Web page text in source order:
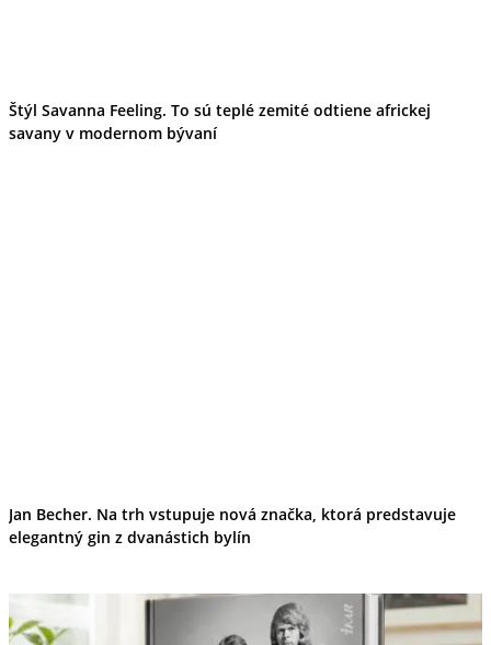
Štýl Savanna Feeling. To sú teplé zemité odtiene africkej
savany v modernom bývaní
Jan Becher. Na trh vstupuje nová značka, ktorá predstavuje
elegantný gin z dvanástich bylín